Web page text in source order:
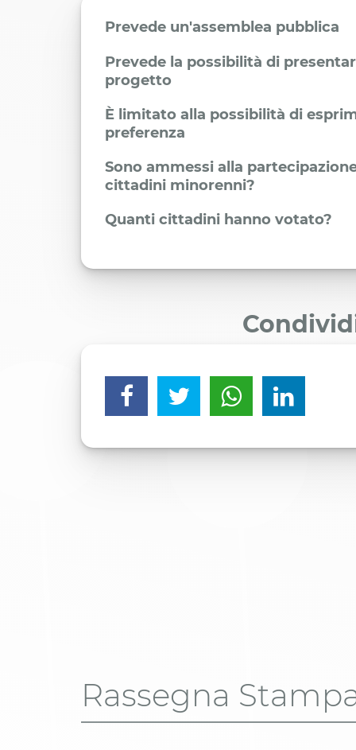
Prevede un'assemblea pubblica
Prevede la possibilità di
progetto
È limitato alla possibilità di
preferenza
Sono ammessi alla
cittadini minorenni?
Quanti cittadini hanno votato?
Rassegna